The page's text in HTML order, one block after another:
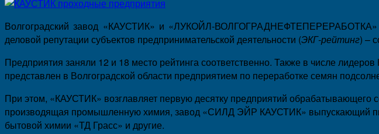
Волгоградский завод «КАУСТИК» и «ЛУКОЙЛ-ВОЛГОГРАДНЕФТЕПЕРЕРАБОТКА»
деловой репутации субъектов предпринимательской деятельности (ЭКГ-рейтинг) –
Предприятия заняли 12 и 18 место рейтинга соответственно. Также в числе
представлен в Волгоградской области предприятием по переработке семян
При этом, «КАУСТИК» возглавляет первую десятку предприятий обрабатывающего
производящая промышленную химия, завод «СИЛД ЭЙР КАУСТИК» выпускающий
бытовой химии «ТД Грасс» и другие.